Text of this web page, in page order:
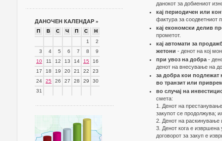
ДАНОЧЕН КАЛЕНДАР »
П В С Ч П С
Н
1
2
3
4 5 6 7 8
9
10
11 12 13 14 15
16
17
18 19 20 21 22
23
24
25 26 27 28 29
30
31
данокот за добиениот
кај периодичен или
фактура за соодветниот
кај економски делив
прометот.
кај автомати за
жетони - денот на кој
при увоз на добра -
денот на внесување на
за добра кои
во транзит или
во случај на
смета:
1. Денот на
закупот се продолжува;
2. Денот на раскинување
3. Денот кога е извршена
договорот за закуп е